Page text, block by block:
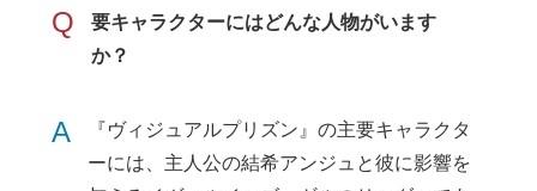
Q
要キャラクターにはどんな人物がいます
か？
A
『ヴィジュアルプリズン』の主要キャラクタ
ーには、主人公の結希アンジュと彼に影響を